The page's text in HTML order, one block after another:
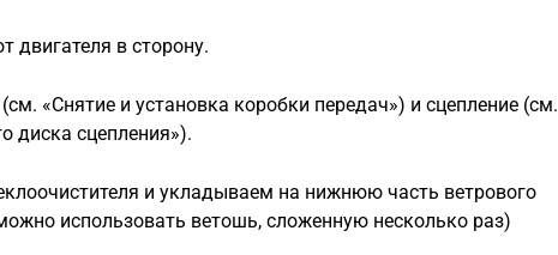
двигателя в сторону.
«Сня­тие и установка коробки передач») и сцепление (см.
диска сцепления»).
и укладываем на нижнюю часть ветрового
использовать ветошь, сложенную несколько раз)